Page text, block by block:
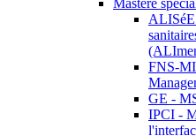
Mastère
ALISéE
FNS-MI
GE -
IPCI -